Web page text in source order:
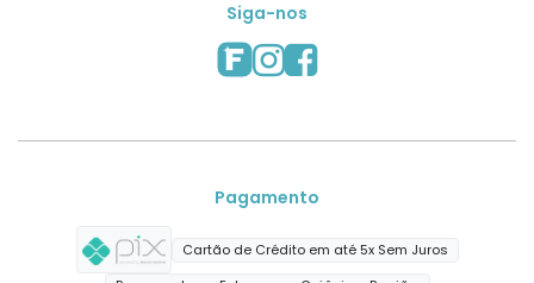
Siga-nos
Pagamento
Cartão de Crédito em até 5x Sem Juros